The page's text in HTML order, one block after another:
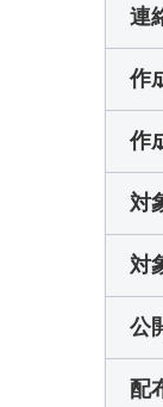
連
作
作
対
対
公
配